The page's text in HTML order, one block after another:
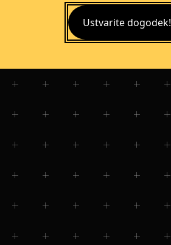
Ustvarite dogodek!